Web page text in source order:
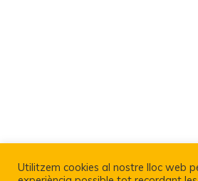
Utilitzem cookies al nostre lloc web